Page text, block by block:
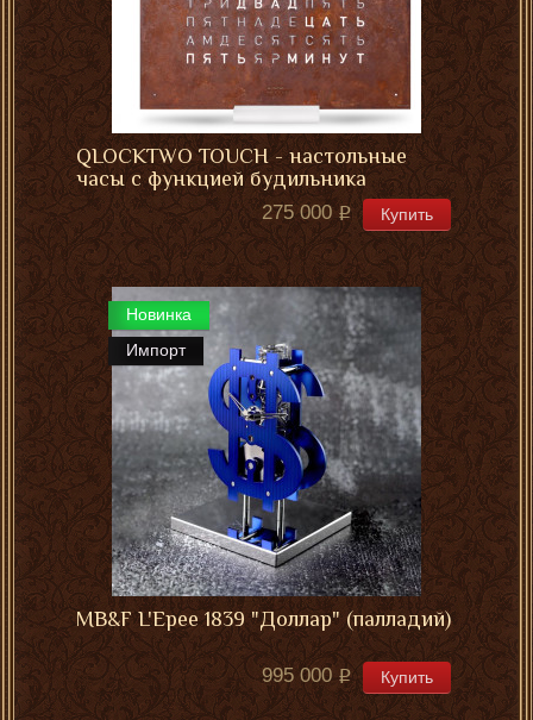
QLOCKTWO TOUCH - настольные
часы с функцией будильника
275 000 Купить
Новинка
Импорт
MB&F L'Epee 1839 "Доллар" (палладий)
995 000 Купить